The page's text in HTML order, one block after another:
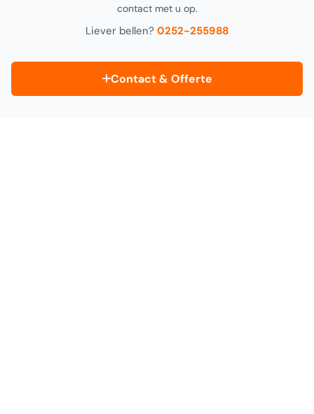
contact met u op.
Liever bellen? 0252-255988
Contact & Offerte